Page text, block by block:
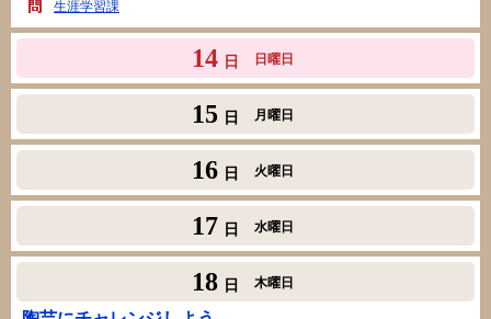
生涯学習課
14 日 日曜日
15 日 月曜日
16 日 火曜日
17 日 水曜日
18 日 木曜日